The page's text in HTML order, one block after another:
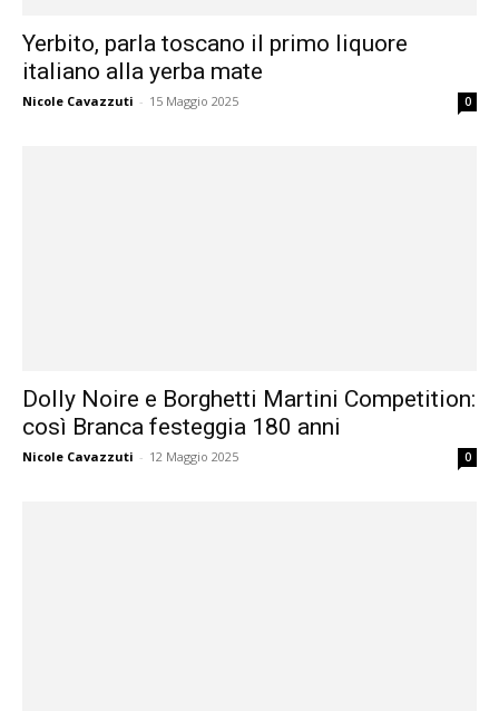
Yerbito, parla toscano il primo liquore
italiano alla yerba mate
Nicole Cavazzuti - 15 Maggio 2025 0
Dolly Noire e Borghetti Martini Competition:
così Branca festeggia 180 anni
Nicole Cavazzuti - 12 Maggio 2025 0